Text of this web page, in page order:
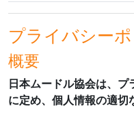
プライバシー
概要
日本ムードル協会は、プ
に定め、個人情報の適切